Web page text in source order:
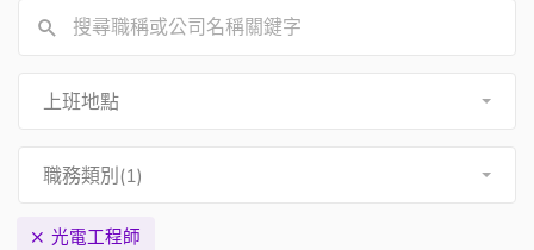
上班地點
職務類別(1)
光電工程師